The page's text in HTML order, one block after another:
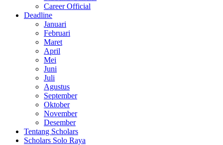
Career Official
Deadline
Januari
Februari
Maret
April
Mei
Juni
Juli
Agustus
September
Oktober
November
Desember
Tentang Scholars
Scholars Solo Raya